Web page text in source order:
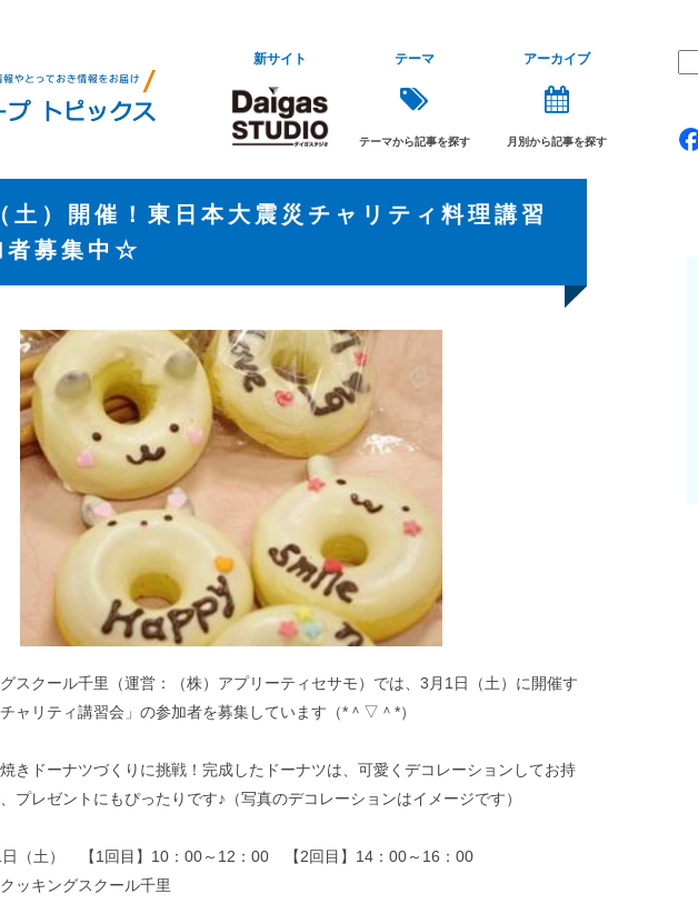
新サイト テーマ
テーマから記事を探す
アーカイブ
月別から記事を探す
土）開催！東日本大震災チャリティ料理講習
者募集中☆
スクール千里（運営：（株）アプリーティセサモ）では、3月1日（土）に開催す
ャリティ講習会」の参加者を募集しています（*＾▽＾*）
きドーナツづくりに挑戦！完成したドーナツは、可愛くデコレーションしてお持
プレゼントにもぴったりです♪（写真のデコレーションはイメージです）
1日（土） 【1回目】10：00～12：00 【2回目】14：00～16：00
ッキングスクール千里